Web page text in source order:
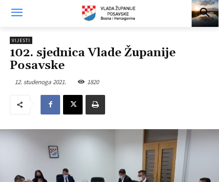
VIJESTI
102. sjednica Vlade Županije
Posavske
12. studenoga 2021. 1820